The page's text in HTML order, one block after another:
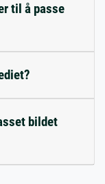
til å passe
bildet